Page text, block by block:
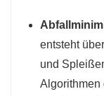
entsteht
und
Algorithmen